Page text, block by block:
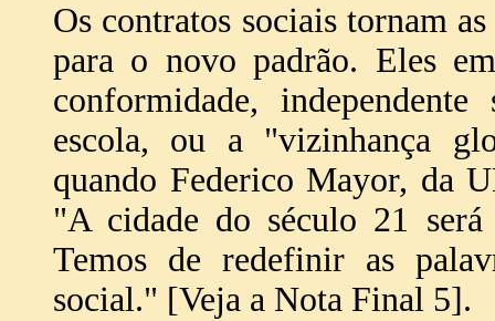
Os contratos sociais tornam
para o novo padrão. Eles
conformidade,
escola, ou a "vizinhança
quando Federico Mayor, da
"A cidade do século 21
Temos de redefinir as
social." [Veja a Nota Final 5].